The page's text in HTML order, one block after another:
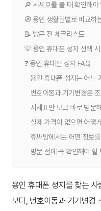
🔎 시세표를 볼 때 확인해야
🧭 용인 생활권별로 비교하
📝 방문 전 체크리스트
💡 용인 휴대폰 성지 선택
❓ 용인 휴대폰 성지 FAQ
용인 휴대폰 성지는 어느
번호이동과 기기변경은
시세표만 보고 바로 방문
실제 가격이 없으면 어떻
휴싸방에서는 어떤 정보
방문 전에 꼭 확인해야 할
용인 휴대폰 성지를 찾는
보다, 번호이동과 기기변경